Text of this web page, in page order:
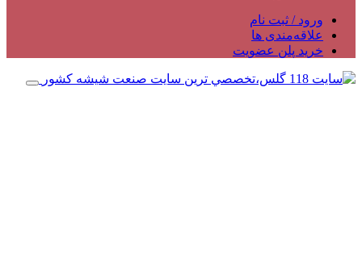
ورود / ثبت نام
علاقه‌مندی ها
خرید پلن عضویت